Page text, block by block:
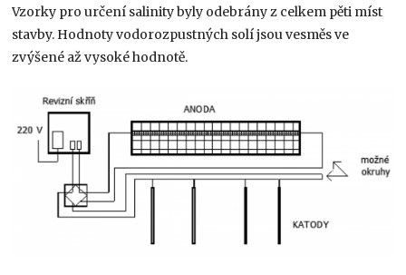
Vzorky pro určení salinity byly odebrány z celkem pěti míst
stavby. Hodnoty vodorozpustných solí jsou vesměs ve
zvýšené až vysoké hodnotě.